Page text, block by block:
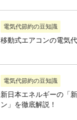
電気代節約の豆知識
移動式エアコンの電気
電気代節約の豆知識
新日本エネルギーの「
ン」を徹底解説！